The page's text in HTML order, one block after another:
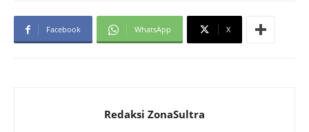
Facebook WhatsApp X
Redaksi ZonaSultra